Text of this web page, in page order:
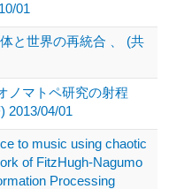
01
と世界の再統合 、 (共
ノマトペ研究の射程
2013/04/01
to music using chaotic
of FitzHugh-Nagumo
Processing